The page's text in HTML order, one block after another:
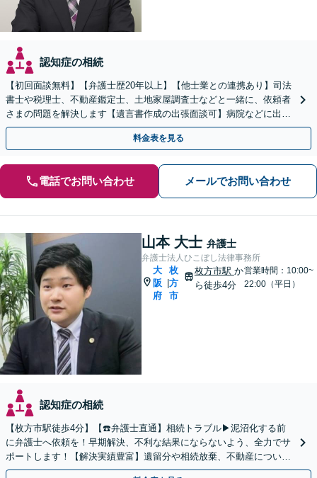
認知症の相続
【初回面談無料】【弁護士歴20年以上】【他士業との連携あり】司法
書士や税理士、不動産鑑定士、土地家屋調査士などと一緒に、依頼者
さまの問題を解決します【遺言書作成の出張面談可】病院などに出張
します。適宜公証人も呼び、対応します【枚方市駅6分】
料金表を見る
電話でお問い合わせ メールでお問い合わせ
山本 大士 弁護士
弁護士法人ひこぼし法律事務所
大
阪
府
枚
方
市
枚方市駅 か
ら徒歩4分
営業時間：10:00~
22:00（平日）
認知症の相続
【枚方市駅徒歩4分】【☎️弁護士直通】相続トラブル▶︎泥沼化する前
に弁護士へ依頼を！早期解決、不利な結果にならないよう、全力でサ
ポートします！【解決実績豊富】遺留分や相続放棄、不動産について
もお気軽にご相談ください。【他士業との連携OK】